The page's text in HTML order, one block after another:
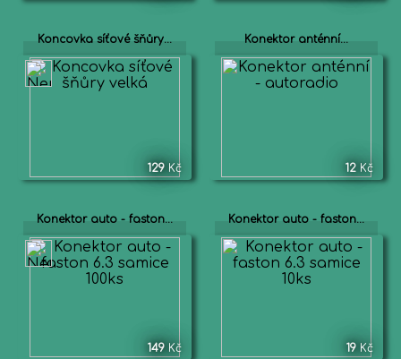
Koncovka síťové šňůry...
129 Kč
Konektor anténní...
12 Kč
Konektor auto - faston...
149 Kč
Konektor auto - faston...
19 Kč